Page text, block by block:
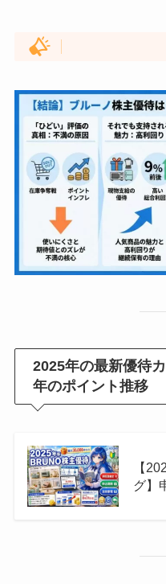
2025年の最新優待
年のポイント推移
【
グ】